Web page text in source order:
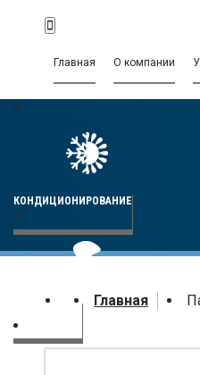
Главная О компании
КОНДИЦИОНИРОВАНИЕ
Главная